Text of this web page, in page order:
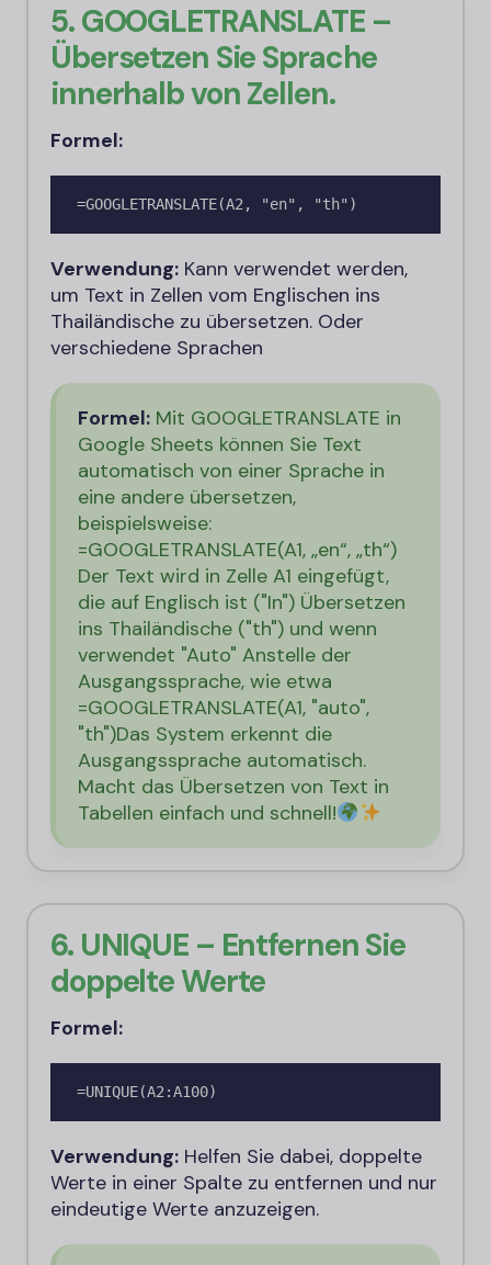
5. GOOGLETRANSLATE –
Übersetzen Sie Sprache
innerhalb von Zellen.
Formel:
=GOOGLETRANSLATE(A2, "en", "th")
Verwendung: Kann verwendet werden,
um Text in Zellen vom Englischen ins
Thailändische zu übersetzen. Oder
verschiedene Sprachen
Formel: Mit GOOGLETRANSLATE in
Google Sheets können Sie Text
automatisch von einer Sprache in
eine andere übersetzen,
beispielsweise:
=GOOGLETRANSLATE(A1, „en“, „th“)
Der Text wird in Zelle A1 eingefügt,
die auf Englisch ist ("In") Übersetzen
ins Thailändische ("th") und wenn
verwendet "Auto" Anstelle der
Ausgangssprache, wie etwa
=GOOGLETRANSLATE(A1, "auto",
"th")Das System erkennt die
Ausgangssprache automatisch.
Macht das Übersetzen von Text in
Tabellen einfach und schnell!
6. UNIQUE – Entfernen Sie
doppelte Werte
Formel:
=UNIQUE(A2:A100)
Verwendung: Helfen Sie dabei, doppelte
Werte in einer Spalte zu entfernen und nur
eindeutige Werte anzuzeigen.